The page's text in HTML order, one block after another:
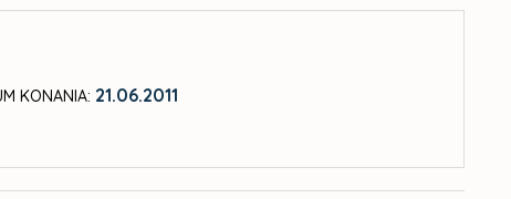
KONANIA: 21.06.2011